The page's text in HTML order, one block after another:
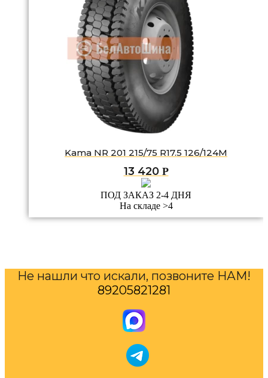
Kama NR 201 215/75 R17.5 126/124M
13 420 Р
ПОД ЗАКАЗ 2-4 ДНЯ
На складе >4
Не нашли что искали, позвоните НАМ!
89205821281